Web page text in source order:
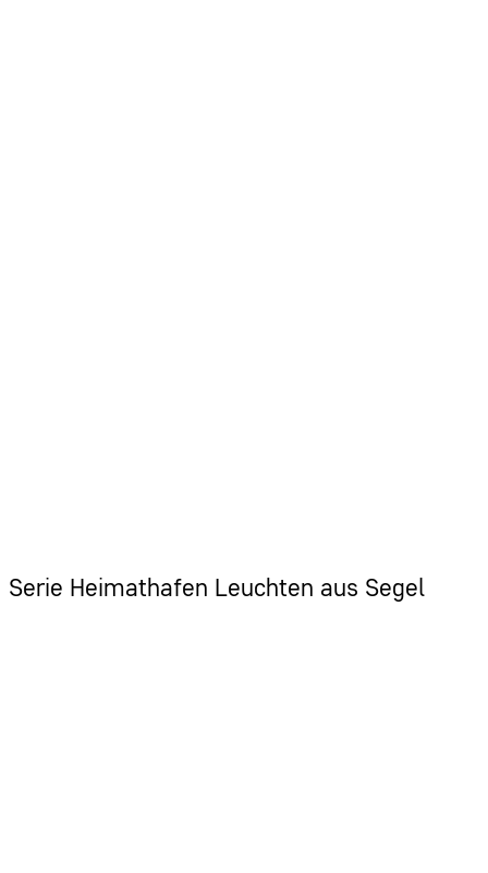
Serie Heimathafen Leuchten aus Segel